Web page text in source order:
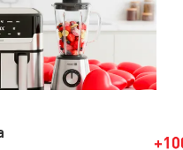
артерии, протезы